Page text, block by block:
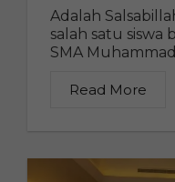
Adalah
salah satu siswa
SMA
Read More